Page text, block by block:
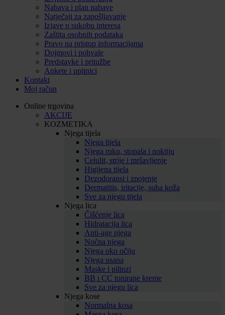
Nabava i plan nabave
Natječaji za zapošljavanje
Izjave o sukobu interesa
Zaštita osobnih podataka
Pravo na pristup informacijama
Dojmovi i pohvale
Predstavke i pritužbe
Ankete i upitnici
Kontakt
Moj račun
Online trgovina
AKCIJE
KOZMETIKA
Njega tijela
Njega tijela
Njega ruku, stopala i noktiju
Celulit, strije i mršavljenje
Higijena tijela
Dezodoransi i znojenje
Dermatitis, iritacije, suha koža
Sve za njegu tijela
Njega lica
Čišćenje lica
Hidratacija lica
Anti-age njega
Noćna njega
Njega oko očiju
Njega usana
Maske i pilinzi
BB i CC tonirane kreme
Sve za njegu lica
Njega kose
Normalna kosa